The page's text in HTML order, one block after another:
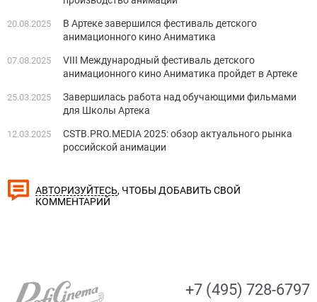
20.08.2025
В Артеке завершился фестиваль детского
анимационного кино Аниматика
07.08.2025
VIII Международный фестиваль детского
анимационного кино Аниматика пройдет в Артеке
25.03.2025
Завершилась работа над обучающими фильмами
для Школы Артека
12.03.2025
CSTB.PRO.MEDIA 2025: обзор актуального рынка
российской анимации
АВТОРИЗУЙТЕСЬ, ЧТОБЫ ДОБАВИТЬ СВОЙ
КОММЕНТАРИЙ
+7 (495) 728-6797